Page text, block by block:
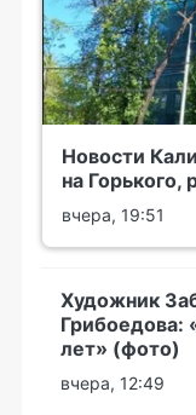
Новости
на
вчера, 19:51
Художник
Грибоедова:
лет» (фото)
вчера, 12:49